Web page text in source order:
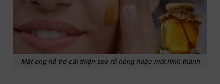
Mật ong hỗ trợ cải thiện sẹo rỗ nông hoặc mới hình thành